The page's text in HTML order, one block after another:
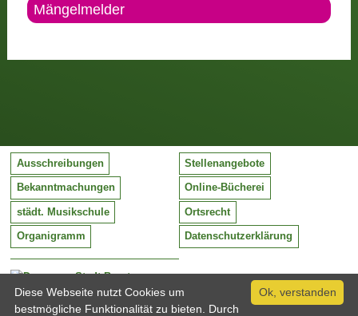
Mängelmelder
Stadt Barntrup
Mittelstraße 38
32683 Barntrup
Ausschreibungen Stellenangebote
Bekanntmachungen Online-Bücherei
städt. Musikschule Ortsrecht
Organigramm Datenschutzerklärung
Ok, verstanden
Diese Webseite nutzt Cookies um
bestmögliche Funktionalität zu bieten. Durch